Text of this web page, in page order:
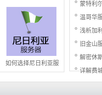
如何选择尼日利亚服
蒙特利
温哥华
浅析加
旧金山
解密休
详解费